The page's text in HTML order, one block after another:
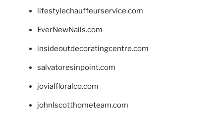
lifestylechauffeurservice.com
EverNewNails.com
insideoutdecoratingcentre.com
salvatoresinpoint.com
jovialfloralco.com
johnlscotthometeam.com